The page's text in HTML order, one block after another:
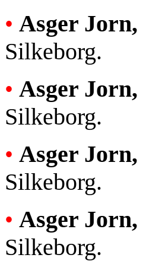
• Asger Jorn,
Silkeborg.
• Asger Jorn,
Silkeborg.
• Asger Jorn,
Silkeborg.
• Asger Jorn,
Silkeborg.